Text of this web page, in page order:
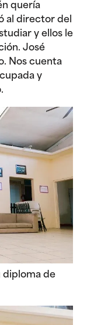
quería
al director del
y ellos le
José
Nos cuenta
y
diploma de